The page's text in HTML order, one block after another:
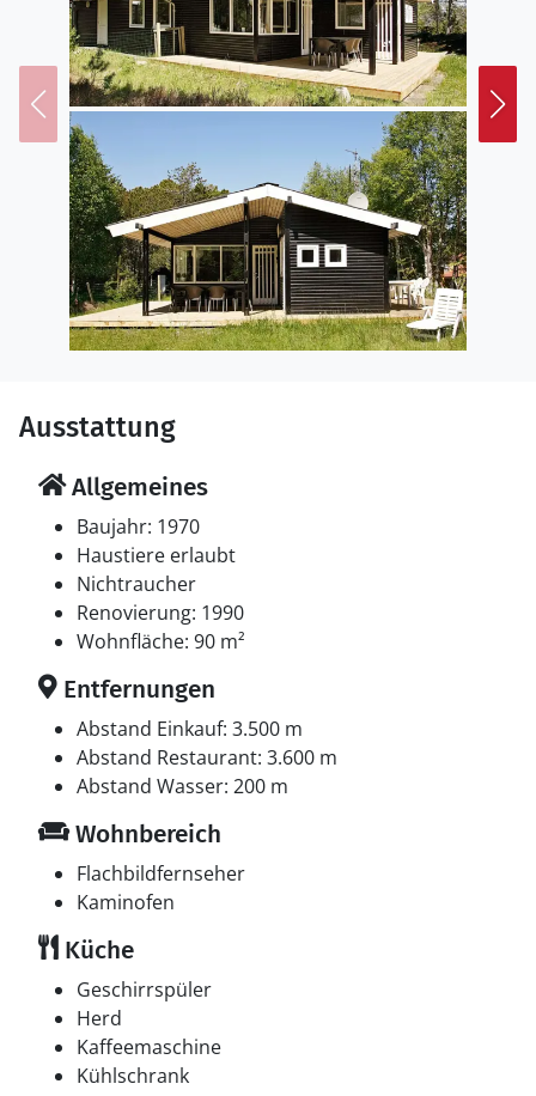
Ausstattung
Allgemeines
Baujahr: 1970
Haustiere erlaubt
Nichtraucher
Renovierung: 1990
Wohnfläche: 90 m²
Entfernungen
Abstand Einkauf: 3.500 m
Abstand Restaurant: 3.600 m
Abstand Wasser: 200 m
Wohnbereich
Flachbildfernseher
Kaminofen
Küche
Geschirrspüler
Herd
Kaffeemaschine
Kühlschrank